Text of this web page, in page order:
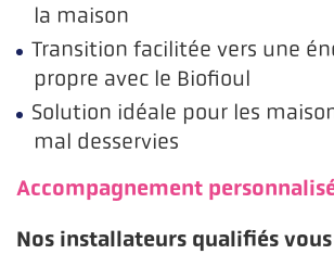
la maison
Transition facilitée vers une
propre avec le Biofioul
Solution idéale pour les
mal desservies
Accompagnement
Nos installateurs qualifiés